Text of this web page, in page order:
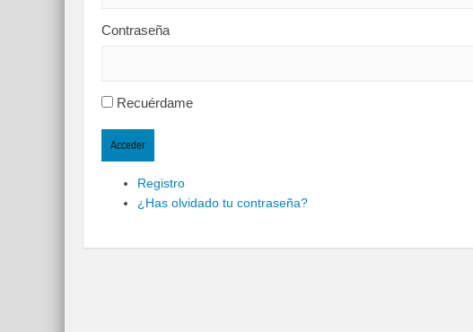
Contraseña
Recuérdame
Acceder
Registro
¿Has olvidado tu contraseña?